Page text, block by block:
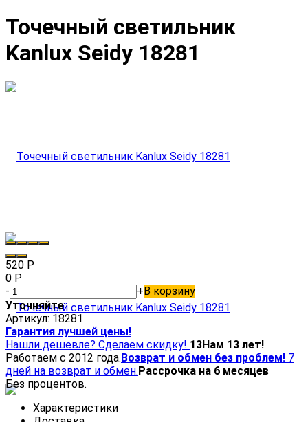
Точечный светильник
Kanlux Seidy 18281
520 Р
0 Р
-
+В корзину
Уточняйте
Артикул: 18281
Гарантия лучшей цены!
Нашли дешевле? Сделаем скидку! 13Нам 13 лет!
Работаем с 2012 года.Возврат и обмен без проблем! 7
дней на возврат и обмен.Рассрочка на 6 месяцев
Без процентов.
Характеристики